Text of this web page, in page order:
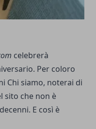
celebrerà
Per coloro
Chi siamo, noterai di
sito che non è
E così è